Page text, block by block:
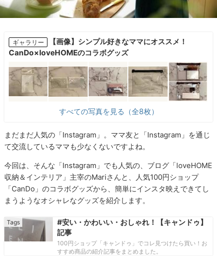
ギャラリー
【画像】シンプル好きなママにオススメ！
CanDo×loveHOMEのコラボグッズ
すべての写真を見る（全8枚）
まだまだ人気の「Instagram」。ママ友と「Instagram」を通じ
て交流しているママも少なくないですよね。
今回は、そんな「Instagram」でも人気の、ブログ「loveHOME
収納＆インテリア」主宰のMariさんと、人気100円ショップ
「CanDo」のコラボグッズから、簡単にインスタ映えできてし
まうようなオシャレなグッズを紹介します。
#安い・かわいい・おしゃれ！【キャンドゥ】
記事
100円ショップ「キャンドゥ」でコレ見つけたら買い！お
すすめ商品の紹介記事をまとめました。